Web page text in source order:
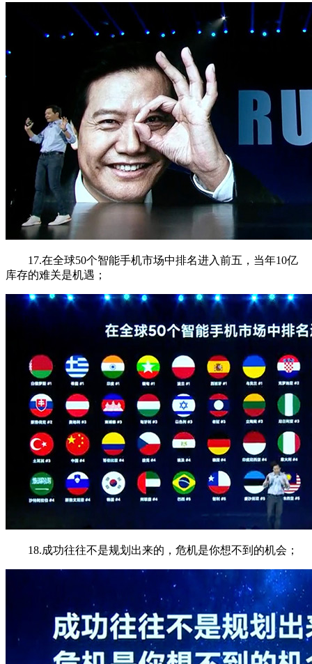
17.在全球50个智能手机市场中排名进入前五，当年10亿
库存的难关是机遇；
18.成功往往不是规划出来的，危机是你想不到的机会；